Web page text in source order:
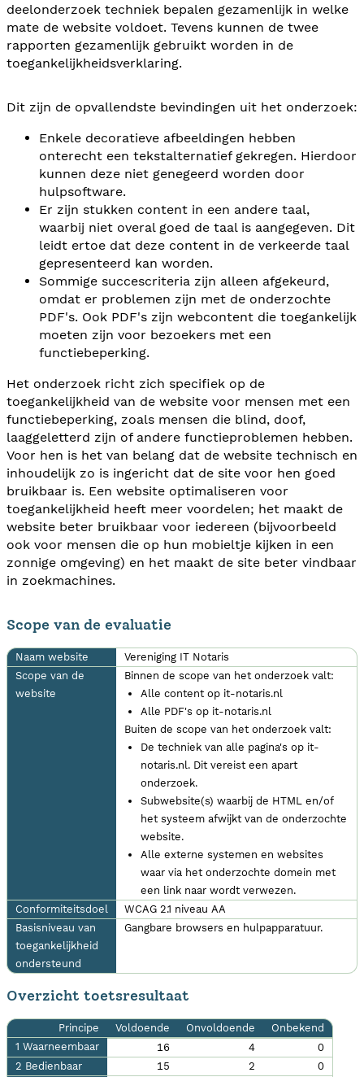
deelonderzoek techniek bepalen gezamenlijk in welke
mate de website voldoet. Tevens kunnen de twee
rapporten gezamenlijk gebruikt worden in de
toegankelijkheidsverklaring.
Dit zijn de opvallendste bevindingen uit het onderzoek:
Enkele decoratieve afbeeldingen hebben
onterecht een tekstalternatief gekregen. Hierdoor
kunnen deze niet genegeerd worden door
hulpsoftware.
Er zijn stukken content in een andere taal,
waarbij niet overal goed de taal is aangegeven. Dit
leidt ertoe dat deze content in de verkeerde taal
gepresenteerd kan worden.
Sommige succescriteria zijn alleen afgekeurd,
omdat er problemen zijn met de onderzochte
PDF's. Ook PDF's zijn webcontent die toegankelijk
moeten zijn voor bezoekers met een
functiebeperking.
Het onderzoek richt zich specifiek op de
toegankelijkheid van de website voor mensen met een
functiebeperking, zoals mensen die blind, doof,
laaggeletterd zijn of andere functieproblemen hebben.
Voor hen is het van belang dat de website technisch en
inhoudelijk zo is ingericht dat de site voor hen goed
bruikbaar is. Een website optimaliseren voor
toegankelijkheid heeft meer voordelen; het maakt de
website beter bruikbaar voor iedereen (bijvoorbeeld
ook voor mensen die op hun mobieltje kijken in een
zonnige omgeving) en het maakt de site beter vindbaar
in zoekmachines.
Scope van de evaluatie
Naam website
Vereniging IT Notaris
Scope van de
website
Binnen de scope van het onderzoek valt:
Alle content op it-notaris.nl
Alle PDF's op it-notaris.nl
Buiten de scope van het onderzoek valt:
De techniek van alle pagina's op it-
notaris.nl. Dit vereist een apart
onderzoek.
Subwebsite(s) waarbij de HTML en/of
het systeem afwijkt van de onderzochte
website.
Alle externe systemen en websites
waar via het onderzochte domein met
een link naar wordt verwezen.
Conformiteitsdoel
WCAG 2.1 niveau AA
Basisniveau van
toegankelijkheid
ondersteund
Gangbare browsers en hulpapparatuur.
Overzicht toetsresultaat
Principe Voldoende Onvoldoende
Onbekend
1 Waarneembaar
16 4
0
2 Bedienbaar
15 2
0